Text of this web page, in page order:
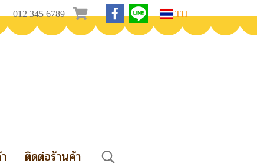
012 345 6789 TH
ติดต่อร้านค้า